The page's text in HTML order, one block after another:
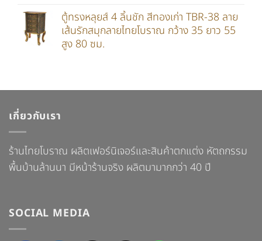
ตู้ทรงหลุยส์ 4 ลิ้นชัก สีทองเก่า TBR-38 ลาย
เส้นรักสมุกลายไทยโบราณ กว้าง 35 ยาว 55
สูง 80 ซม.
เกี่ยวกับเรา
ร้านไทยโบราณ ผลิตเฟอร์นิเจอร์และสินค้าตกแต่ง หัตถกรรม
พื้นบ้านล้านนา มีหน้าร้านจริง ผลิตมามากกว่า 40 ปี
SOCIAL MEDIA